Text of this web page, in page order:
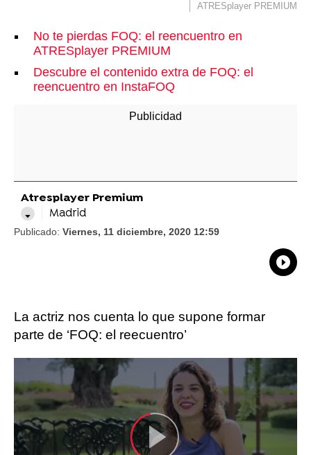
ATRESplayer PREMIUM
No te pierdas FOQ: el reencuentro en
ATRESplayer PREMIUM
Descubre el contenido extra de FOQ: el
reencuentro en InstaFOQ
Atresplayer Premium
Madrid
Publicado: Viernes, 11 diciembre, 2020 12:59
La actriz nos cuenta lo que supone formar
parte de ‘FOQ: el reecuentro’